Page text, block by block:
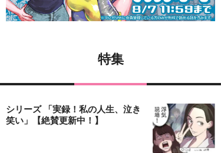
特集
シリーズ 「実録！私の人生、泣き
笑い」【絶賛更新中！】